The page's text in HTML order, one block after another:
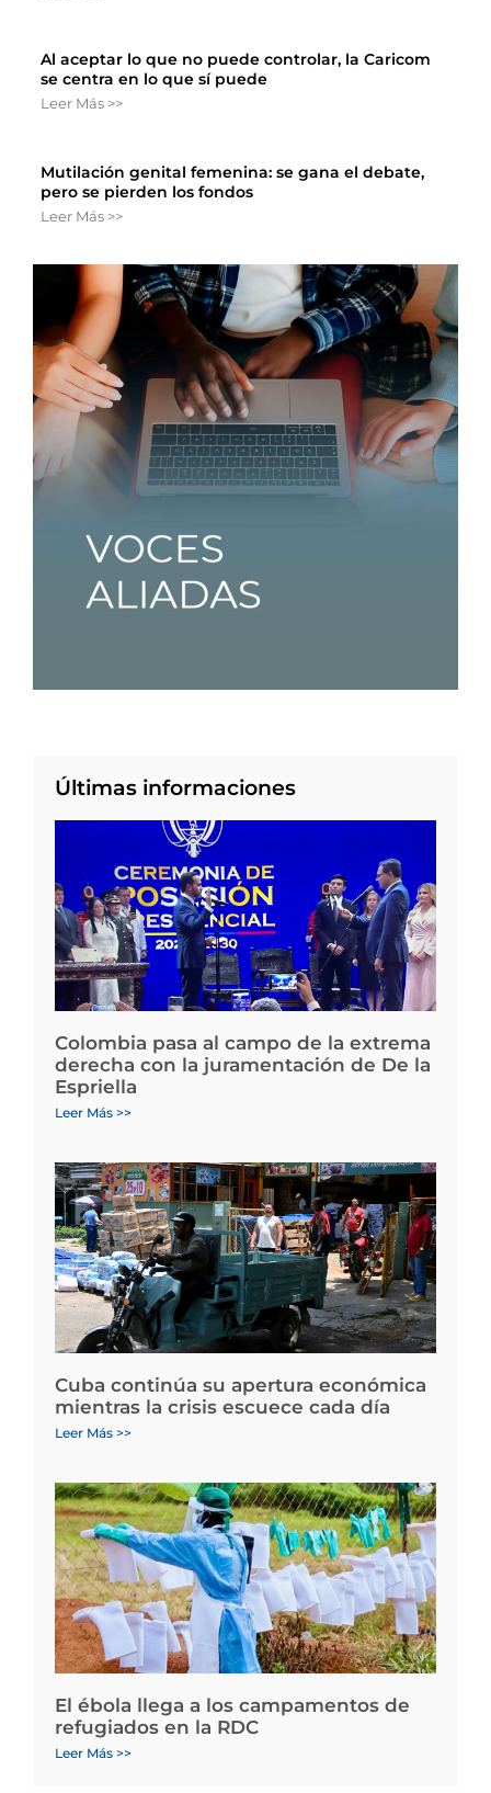
Al aceptar lo que no puede controlar, la Caricom
se centra en lo que sí puede
Leer Más >>
Mutilación genital femenina: se gana el debate,
pero se pierden los fondos
Leer Más >>
Últimas informaciones
Colombia pasa al campo de la extrema
derecha con la juramentación de De la
Espriella
Leer Más >>
Cuba continúa su apertura económica
mientras la crisis escuece cada día
Leer Más >>
El ébola llega a los campamentos de
refugiados en la RDC
Leer Más >>